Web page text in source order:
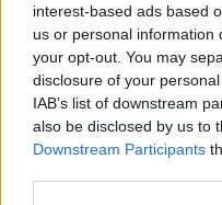
interest-based ads based
us or personal information
your opt-out. You may
disclosure of your
IAB’s list of downstream
also be disclosed by us to
Downstream Participants
Muchas comunidades han creado
donación Fuente: Agencias